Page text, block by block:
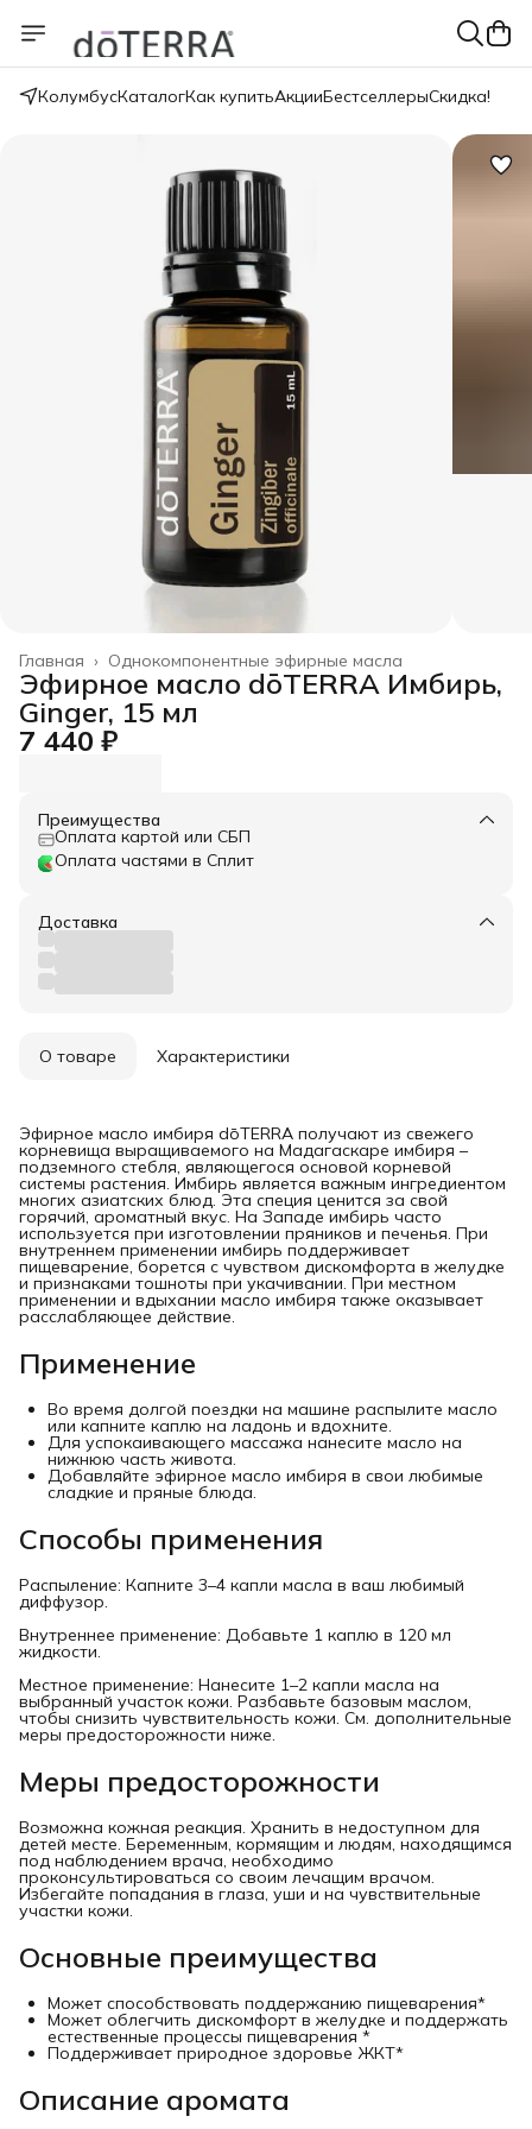
КолумбусКаталогКак купитьАкцииБестселлерыСкидка!
Однокомпонентные эфирные масла
Главная ›
Эфирное масло dōTERRA Имбирь,
Ginger, 15 мл
7 440 ₽
Преимущества
Оплата картой или СБП
Оплата частями в Сплит
Доставка
О товаре Характеристики
Эфирное масло имбиря dōTERRA получают из свежего
корневища выращиваемого на Мадагаскаре имбиря –
подземного стебля, являющегося основой корневой
системы растения. Имбирь является важным ингредиентом
многих азиатских блюд. Эта специя ценится за свой
горячий, ароматный вкус. На Западе имбирь часто
используется при изготовлении пряников и печенья. При
внутреннем применении имбирь поддерживает
пищеварение, борется с чувством дискомфорта в желудке
и признаками тошноты при укачивании. При местном
применении и вдыхании масло имбиря также оказывает
расслабляющее действие.
Применение
Во время долгой поездки на машине распылите масло
или капните каплю на ладонь и вдохните.
Для успокаивающего массажа нанесите масло на
нижнюю часть живота.
Добавляйте эфирное масло имбиря в свои любимые
сладкие и пряные блюда.
Способы применения
Распыление: Капните 3–4 капли масла в ваш любимый
диффузор.
Внутреннее применение: Добавьте 1 каплю в 120 мл
жидкости.
Местное применение: Нанесите 1–2 капли масла на
выбранный участок кожи. Разбавьте базовым маслом,
чтобы снизить чувствительность кожи. См. дополнительные
меры предосторожности ниже.
Меры предосторожности
Возможна кожная реакция. Хранить в недоступном для
детей месте. Беременным, кормящим и людям, находящимся
под наблюдением врача, необходимо
проконсультироваться со своим лечащим врачом.
Избегайте попадания в глаза, уши и на чувствительные
участки кожи.
Основные преимущества
Может способствовать поддержанию пищеварения*
Может облегчить дискомфорт в желудке и поддержать
естественные процессы пищеварения *
Поддерживает природное здоровье ЖКТ*
Описание аромата